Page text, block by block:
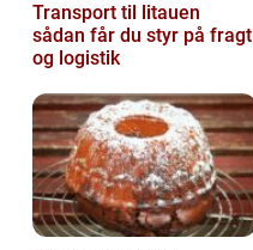
Transport til litauen
sådan får du styr på fragt
og logistik